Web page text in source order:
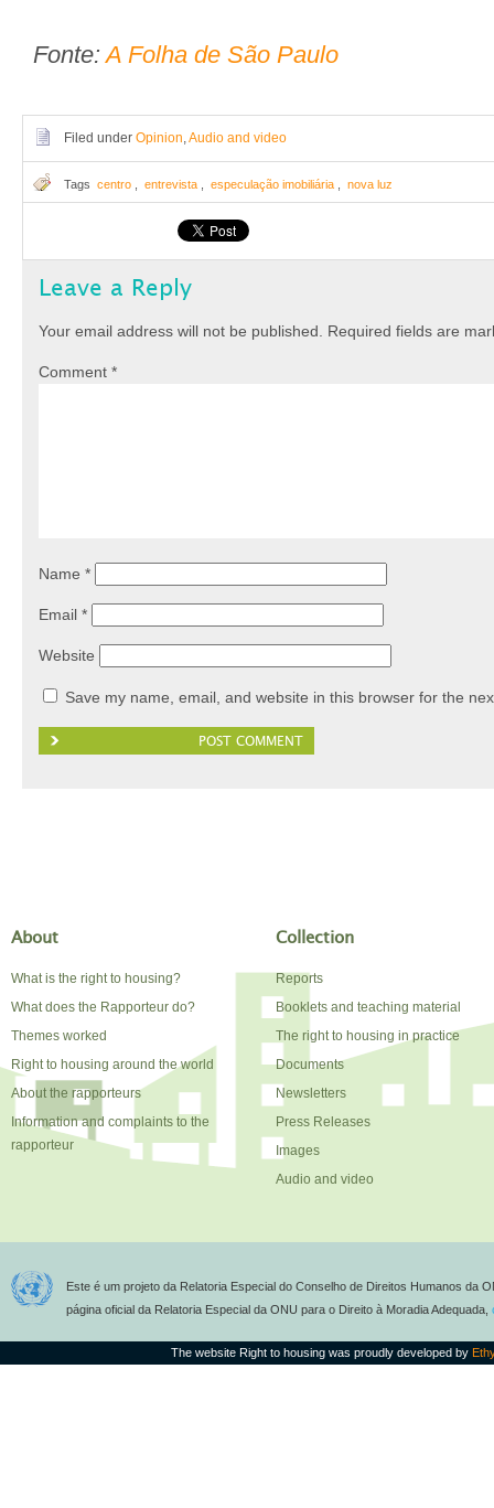
Fonte:A Folha de São Paulo
Filed under Opinion,Audio and video
Tags centro entrevista especulação imobiliária nova luz
Leave a Reply
Your email address will not be published. Required fields are
Comment *
Name *
Email *
Website
Save my name, email, and website in this browser for the
About
What is the right to housing?
What does the Rapporteur do?
Themes worked
Right to housing around the world
About the rapporteurs
Information and complaints to the
rapporteur
Collection
Reports
Booklets and teaching material
The right to housing in practice
Documents
Newsletters
Press Releases
Images
Audio and video
Este é um projeto da Relatoria Especial do Conselho de Direitos Humanos da
página oficial da Relatoria Especial da ONU para o Direito à Moradia Adequada,
The website Right to housing was proudly developed by